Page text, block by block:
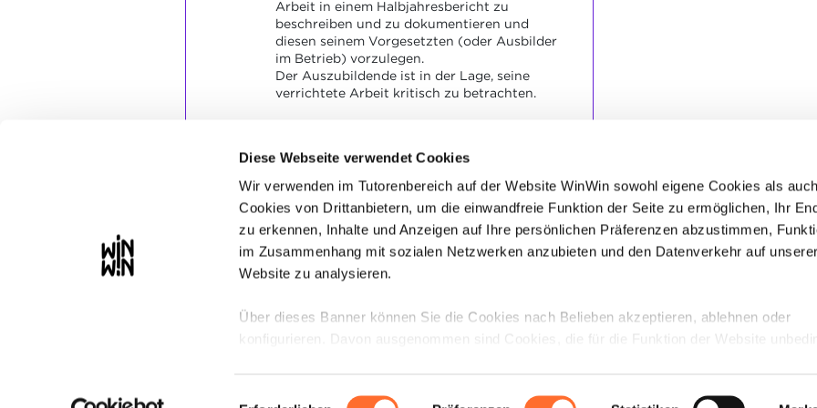
Diese Webseite verwendet Cookies
Wir verwenden im Tutorenbereich auf der Website WinWin sowohl eigene Cookies als auch
Cookies von Drittanbietern, um die einwandfreie Funktion der Seite zu ermöglichen, Ihr
zu erkennen, Inhalte und Anzeigen auf Ihre persönlichen Präferenzen abzustimmen,
im Zusammenhang mit sozialen Netzwerken anzubieten und den Datenverkehr auf unserer
Website zu analysieren.
Über dieses Banner können Sie die Cookies nach Belieben akzeptieren, ablehnen oder
konfigurieren. Davon ausgenommen sind Cookies, die für die Funktion der Website
Wir weisen darauf hin, dass die Navigation auf der Website und bestimmte Funktionen (z.
Einwilligungsauswahl
Arbeit in einem Halbjahresbericht zu
beschreiben und zu dokumentieren und
diesen seinem Vorgesetzten (oder Ausbilder
im Betrieb) vorzulegen.
Der Auszubildende ist in der Lage, seine
verrichtete Arbeit kritisch zu betrachten.
Die Dokumentation ist sorgfältig und
Der Halbjahresbericht ist verständlich und
enthält die wesentlichen Informationen.
Anlässlich eines beruflichen Gesprächs
werden die frappierenden Fehler festgestellt.